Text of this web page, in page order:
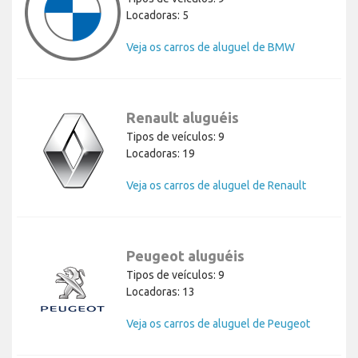
Locadoras: 5
Veja os carros de aluguel de BMW
Renault aluguéis
Tipos de veículos: 9
Locadoras: 19
Veja os carros de aluguel de Renault
Peugeot aluguéis
Tipos de veículos: 9
Locadoras: 13
Veja os carros de aluguel de Peugeot